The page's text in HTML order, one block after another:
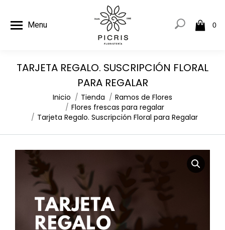
Menu 0
TARJETA REGALO. SUSCRIPCIÓN FLORAL
PARA REGALAR
Estás aquí:Inicio Tienda
Ramos de Flores
Flores frescas para regalar
Tarjeta Regalo. Suscripción Floral para Regalar